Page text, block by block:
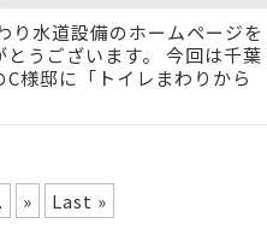
り水道設備のホームページを
とうございます。 今回は千葉
様邸に「トイレまわりから
» Last »